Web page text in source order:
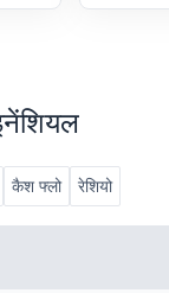
कैश फ्लो रेशियो